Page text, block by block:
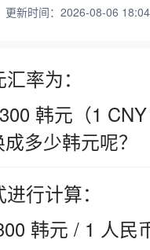
更新时间：2026-08-06
率为：
韩元（1
多少韩元呢？
行计算：
韩元 / 1 人民